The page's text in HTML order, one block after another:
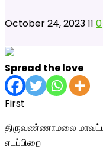
October 24, 202311 0
Spread the love
First
திருவண்ணாமலை
எடப்பிறை